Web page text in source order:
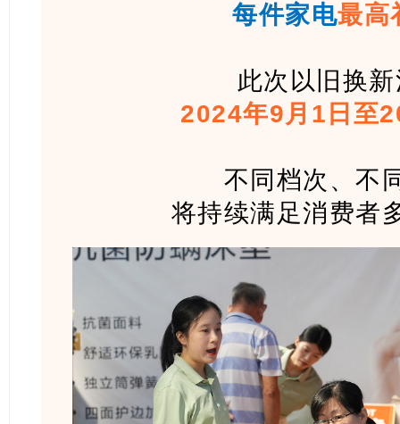
每件家电最高
此次以旧换
2024年9月1日至
不同档次、不
将持续满足消费者